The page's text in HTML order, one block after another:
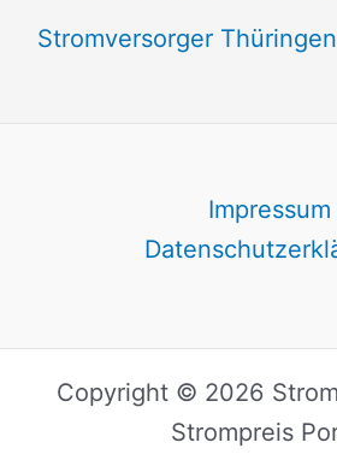
Stromversorger Thüringen
Impressum
Copyright © 2026
Strompreis